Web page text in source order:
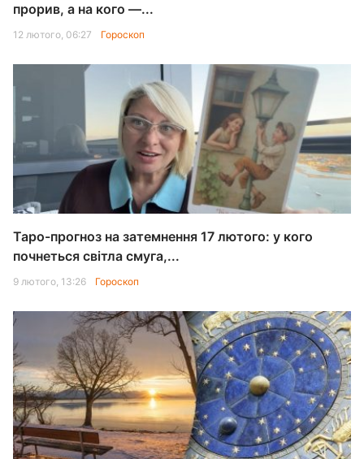
прорив, а на кого —...
12 лютого, 06:27 Гороскоп
Таро-прогноз на затемнення 17 лютого: у кого
почнеться світла смуга,...
9 лютого, 13:26 Гороскоп